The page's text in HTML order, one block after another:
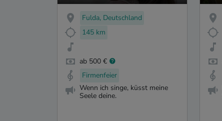
Fulda, Deutschland
145 km
ab 500 €
Firmenfeier
Wenn ich singe, küsst meine
Seele deine.